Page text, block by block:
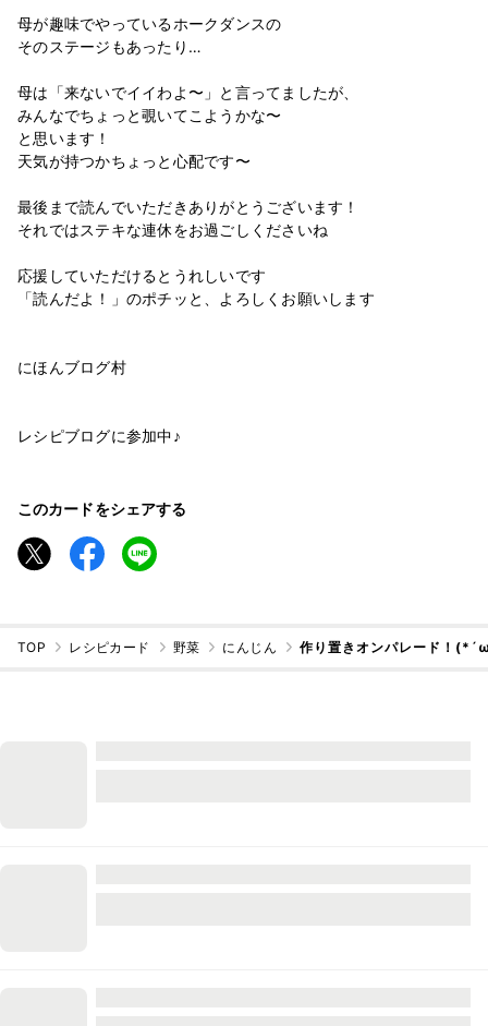
母が趣味でやっているホークダンスの
そのステージもあったり…
母は「来ないでイイわよ〜」と言ってましたが、
みんなでちょっと覗いてこようかな〜
と思います！
天気が持つかちょっと心配です〜
最後まで読んでいただきありがとうございます！
それではステキな連休をお過ごしくださいね
応援していただけるとうれしいです
「読んだよ！」のポチッと、よろしくお願いします
にほんブログ村
レシピブログに参加中♪
このカードをシェアする
TOP レシピカード 野菜 にんじん 作り置きオンパレード！